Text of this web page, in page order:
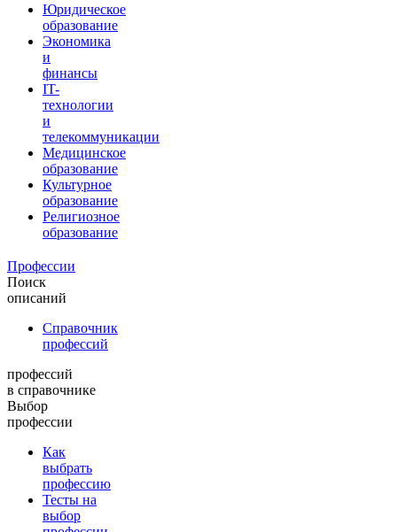
Юридическое
образование
Экономика
и
финансы
IT-
технологии
и
телекоммуникации
Медицинское
образование
Культурное
образование
Религиозное
образование
Профессии
Поиск
описаний
Справочник
профессий
профессий
в справочнике
Выбор
профессии
Как
выбрать
профессию
Тесты на
выбор